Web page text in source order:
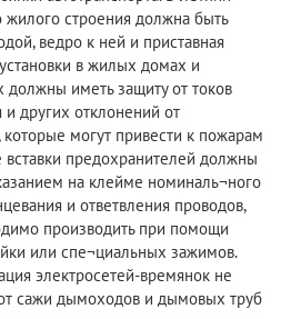
строения должна быть
ведро к ней и приставная
в жилых домах и
должны иметь защиту от токов
других отклонений от
могут привести к пожарам
вставки предохранителей должны
на клейме номиналь¬ного
и ответвления проводов,
производить при помощи
или спе¬циальных зажимов.
электросетей-времянок не
сажи дымоходов и дымовых труб